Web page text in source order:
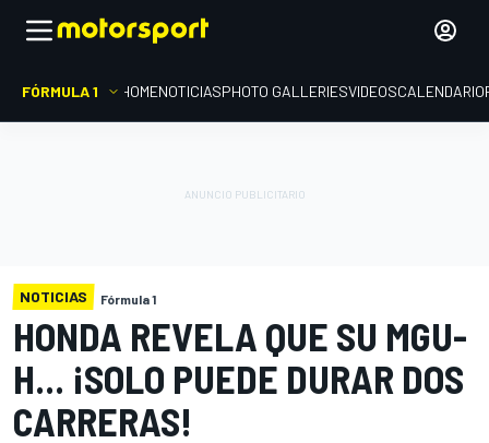
FÓRMULA 1 HOMENOTICIASPHOTO GALLERIESVIDEOSCALENDARIO
NOTICIAS Fórmula 1
HONDA REVELA QUE SU MGU-
H... ¡SOLO PUEDE DURAR DOS
CARRERAS!